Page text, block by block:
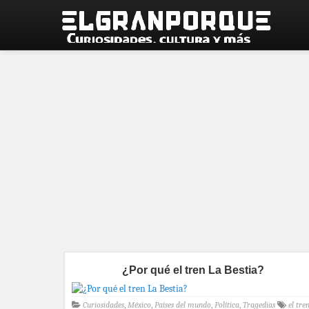
¿Por qué el tren La Bestia?
Curiosidades, México, Países del mundo, Política, Tragedias el tren